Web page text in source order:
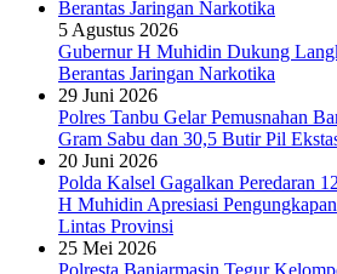
5 Agustus 2026
Gubernur H Muhidin Dukung
Berantas Jaringan Narkotika
29 Juni 2026
Polres Tanbu Gelar Pemusnahan
Gram Sabu dan 30,5 Butir Pil
20 Juni 2026
Polda Kalsel Gagalkan Peredaran
H Muhidin Apresiasi
Lintas Provinsi
25 Mei 2026